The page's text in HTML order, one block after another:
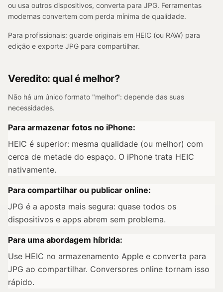
ou usa outros dispositivos, converta para JPG. Ferramentas
modernas convertem com perda mínima de qualidade.
Para profissionais: guarde originais em HEIC (ou RAW) para
edição e exporte JPG para compartilhar.
Veredito: qual é melhor?
Não há um único formato "melhor": depende das suas
necessidades.
Para armazenar fotos no iPhone:
HEIC é superior: mesma qualidade (ou melhor) com
cerca de metade do espaço. O iPhone trata HEIC
nativamente.
Para compartilhar ou publicar online:
JPG é a aposta mais segura: quase todos os
dispositivos e apps abrem sem problema.
Para uma abordagem híbrida:
Use HEIC no armazenamento Apple e converta para
JPG ao compartilhar. Conversores online tornam isso
rápido.